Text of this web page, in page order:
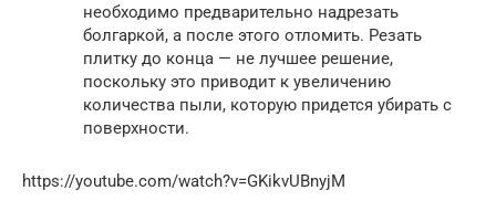
необходимо предварительно надрезать
болгаркой, а после этого отломить. Резать
плитку до конца — не лучшее решение,
поскольку это приводит к увеличению
количества пыли, которую придется убирать с
поверхности.
https://youtube.com/watch?v=GKikvUBnyjM